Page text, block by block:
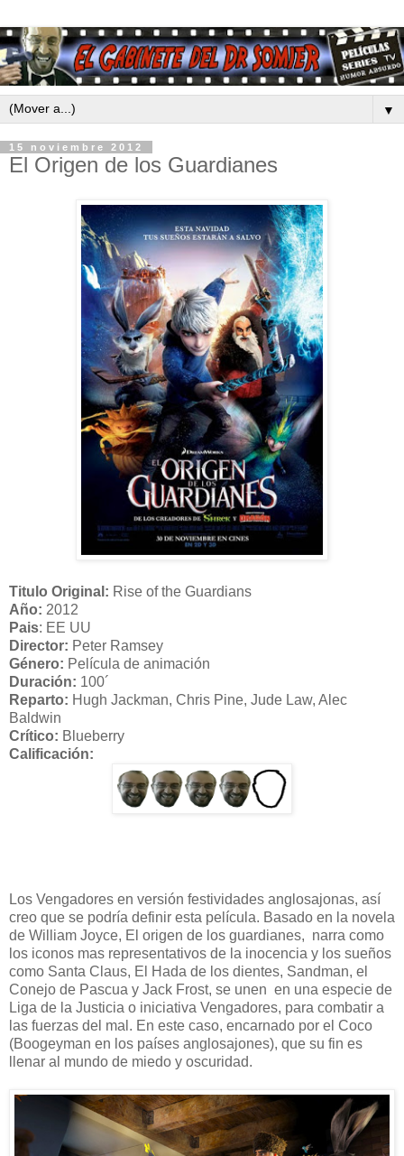
▼
15 noviembre 2012
El Origen de los Guardianes
Titulo Original: Rise of the Guardians
Año: 2012
Pais: EE UU
Director: Peter Ramsey
Género: Película de animación
Duración: 100´
Reparto: Hugh Jackman, Chris Pine, Jude Law, Alec
Baldwin
Crítico: Blueberry
Calificación:
Los Vengadores en versión festividades anglosajonas, así
creo que se podría definir esta película. Basado en la novela
de William Joyce, El origen de los guardianes, narra como
los iconos mas representativos de la inocencia y los sueños
como Santa Claus, El Hada de los dientes, Sandman, el
Conejo de Pascua y Jack Frost, se unen en una especie de
Liga de la Justicia o iniciativa Vengadores, para combatir a
las fuerzas del mal. En este caso, encarnado por el Coco
(Boogeyman en los países anglosajones), que su fin es
llenar al mundo de miedo y oscuridad.